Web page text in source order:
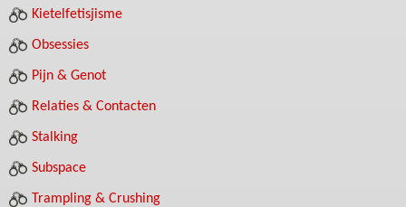
Kietelfetisjisme
Obsessies
Pijn & Genot
Relaties & Contacten
Stalking
Subspace
Trampling & Crushing